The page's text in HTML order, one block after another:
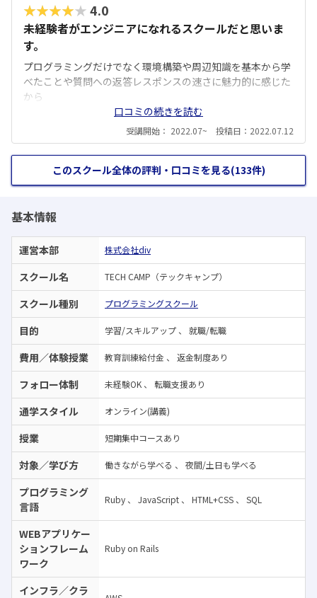
★★★★★4.0
未経験者がエンジニアになれるスクールだと思いま
す。
プログラミングだけでなく環境構築や周辺知識を基本から学
べたことや質問への返答レスポンスの速さに魅力的に感じた
から
口コミの続きを読む
受講開始： 2022.07~ 投稿日：2022.07.12
このスクール全体の評判・口コミを見る(133件)
基本情報
運営本部 株式会社div
スクール名 TECH CAMP（テックキャンプ）
スクール種別 プログラミングスクール
目的 学習/スキルアップ 、 就職/転職
費用／体験授業 教育訓練給付金 、 返金制度あり
フォロー体制 未経験OK 、 転職支援あり
通学スタイル オンライン(講義)
授業 短期集中コースあり
対象／学び方 働きながら学べる 、 夜間/土日も学べる
プログラミング
言語
Ruby 、 JavaScript 、 HTML+CSS 、 SQL
WEBアプリケー
ションフレーム
ワーク
Ruby on Rails
インフラ／クラ